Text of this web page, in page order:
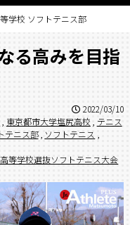
学校 ソフトテニス部
る高みを目指
2022/03/10
東京都市大学塩尻高校
テニス
テニス部 ソフトテニス ,
等学校選抜ソフトテニス大会